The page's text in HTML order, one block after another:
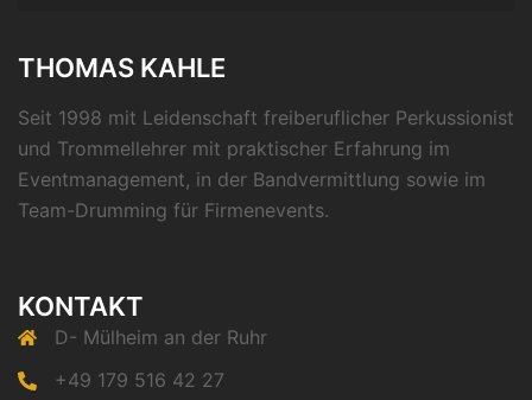
THOMAS KAHLE
Seit 1998 mit Leidenschaft freiberuflicher Perkussionist
und Trommellehrer mit praktischer Erfahrung im
Eventmanagement, in der Bandvermittlung sowie im
Team-Drumming für Firmenevents.
KONTAKT
D- Mülheim an der Ruhr
+49 179 516 42 27